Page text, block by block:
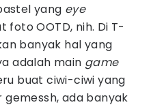
yang eye
foto OOTD, nih. Di T-
banyak hal yang
adalah main game
buat ciwi-ciwi yang
ada banyak